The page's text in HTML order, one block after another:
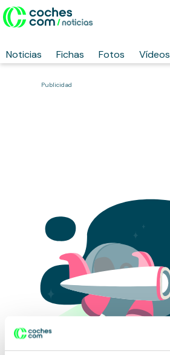
Noticias Fichas Fotos Vídeos
Publicidad